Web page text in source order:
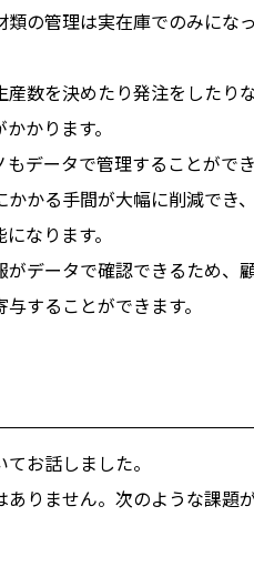
の管理は実在庫でのみにな
数を決めたり発注をしたり
かります。
データで管理することがで
かる手間が大幅に削減でき
なります。
データで確認できるため、
することができます。
お話しました。
りません。次のような課題